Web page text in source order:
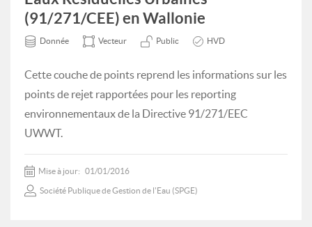
(91/271/CEE) en Wallonie
Donnée Vecteur Public HVD
Cette couche de points reprend les informations sur les
points de rejet rapportées pour les reporting
environnementaux de la Directive 91/271/EEC
UWWT.
Mise à jour: 01/01/2016
Société Publique de Gestion de l'Eau (SPGE)